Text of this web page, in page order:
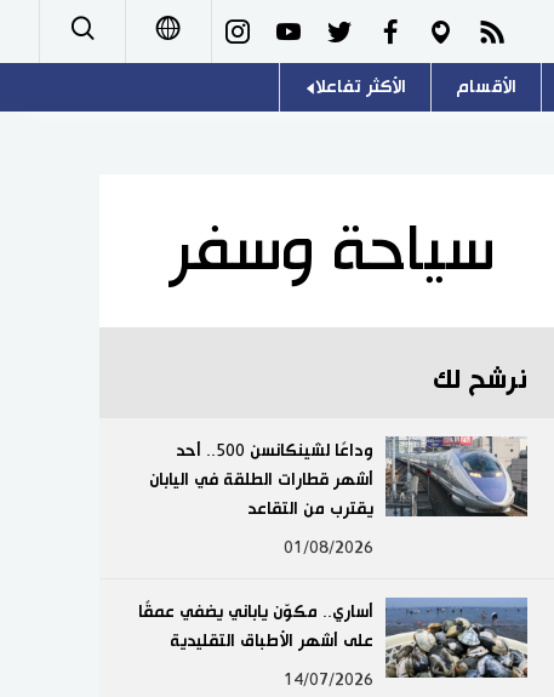
繁體字
الأقسام
تجارب وآراء
سياسة
اقتصاد
مجتمع
ثقافة
طوكيو
الأكثر تفاعلا
هو وهي
المطبخ الياباني
سياحة وسفر
نرشح لك
وداعًا لشينكانسن 500.. أحد
أشهر قطارات الطلقة في اليابان
يقترب من التقاعد
01/08/2026
أساري.. مكوّن ياباني يضفي عمقًا
على أشهر الأطباق التقليدية
14/07/2026